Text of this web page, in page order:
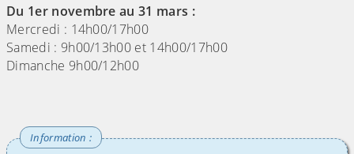
Du 1er novembre au 31 mars :
Mercredi : 14h00/17h00
Samedi : 9h00/13h00 et 14h00/17h00
Dimanche 9h00/12h00